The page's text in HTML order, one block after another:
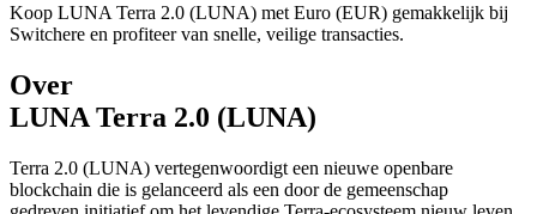
Koop LUNA Terra 2.0 (LUNA) met Euro (EUR) gemakkelijk bij
Switchere en profiteer van snelle, veilige transacties.
Over
LUNA Terra 2.0 (LUNA)
Terra 2.0 (LUNA) vertegenwoordigt een nieuwe openbare
blockchain die is gelanceerd als een door de gemeenschap